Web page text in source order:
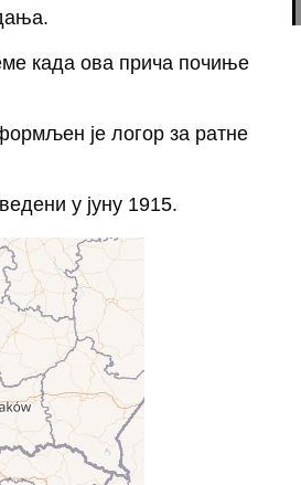
када ова прича почиње
је логор за ратне
у јуну 1915.